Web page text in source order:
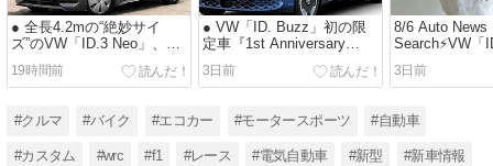
● 全長4.2mの“絶妙サイ
ズ”のVW「ID.3 Neo」、そ
の特徴は…?
19時間前
● VW「ID. Buzz」初の限
定車『1st Anniversary
Edition』を発売
3日前
8/6 Auto News
Search⚡️VW「
ラえもんとコ
3日前
#クルマ #バイク #エコカー #モータースポーツ #自動車
#カスタム #wrc #f1 #レース #電気自動車 #新型 #新車情報